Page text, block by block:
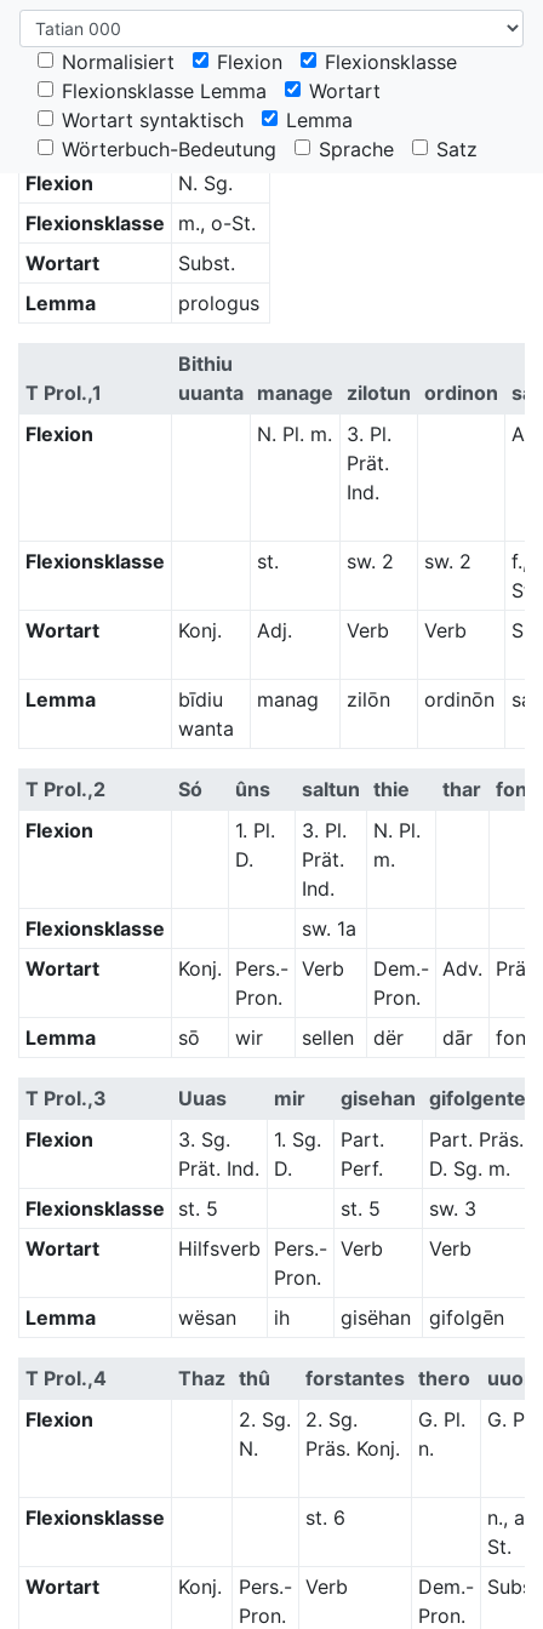
Normalisiert Flexion
Flexionsklasse
Flexionsklasse Lemma
Wortart
Wortart syntaktisch
Lemma
Wörterbuch-Bedeutung
Sprache Satz
Tatian, Evangelienharmonie, Prolog
Prologus
Flexion
N. Sg.
Flexionsklasse
m., o-St.
Wortart
Subst.
Lemma
prologus
T Prol.,1
Bithiu
uuanta
manage zilotun ordinon
Flexion
N. Pl. m.
3. Pl.
Prät.
Ind.
A.
Flexionsklasse st. sw. 2 sw. 2
f.,
St.
Wortart
Konj. Adj. Verb Verb
Lemma
bīdiu
wanta
manag zilōn ordinōn
T Prol.,2 Só ûns saltun thie thar
fon
Flexion
1. Pl.
D.
3. Pl.
Prät.
Ind.
N. Pl.
m.
Flexionsklasse
sw. 1a
Wortart
Konj.
Pers.-
Pron.
Verb
Dem.-
Pron.
Adv. Präp.
Lemma sō wir sellen dër dār fona
T Prol.,3 Uuas mir gisehan
Flexion
3. Sg.
Prät. Ind.
1. Sg.
D.
Part.
Perf.
Part. Präs.
D. Sg. m.
Flexionsklasse
st. 5 st. 5
sw. 3
Wortart
Hilfsverb
Pers.-
Pron.
Verb Verb
Lemma wësan ih gisëhan gifolgēn
T Prol.,4 Thaz thû forstantes thero
Flexion
2. Sg.
N.
2. Sg.
Präs. Konj.
G. Pl.
n.
G. Pl.
Flexionsklasse st. 6
n., a-
St.
Wortart
Konj.
Pers.-
Pron.
Verb
Dem.-
Pron.
Subst.